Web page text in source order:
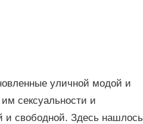
уличной модой и
сексуальности и
и свободной. Здесь нашлось